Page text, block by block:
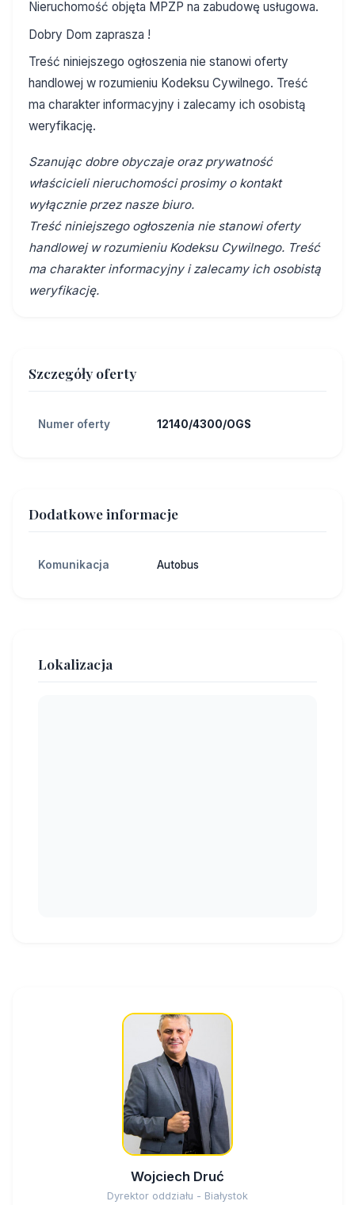
Nieruchomość objęta MPZP na zabudowę usługowa.
Dobry Dom zaprasza !
Treść niniejszego ogłoszenia nie stanowi oferty
handlowej w rozumieniu Kodeksu Cywilnego. Treść
ma charakter informacyjny i zalecamy ich osobistą
weryfikację.
Szanując dobre obyczaje oraz prywatność
właścicieli nieruchomości prosimy o kontakt
wyłącznie przez nasze biuro.
Treść niniejszego ogłoszenia nie stanowi oferty
handlowej w rozumieniu Kodeksu Cywilnego. Treść
ma charakter informacyjny i zalecamy ich osobistą
weryfikację.
Szczegóły oferty
Numer oferty 12140/4300/OGS
Dodatkowe informacje
Komunikacja Autobus
Lokalizacja
Wojciech Druć
Dyrektor oddziału - Białystok